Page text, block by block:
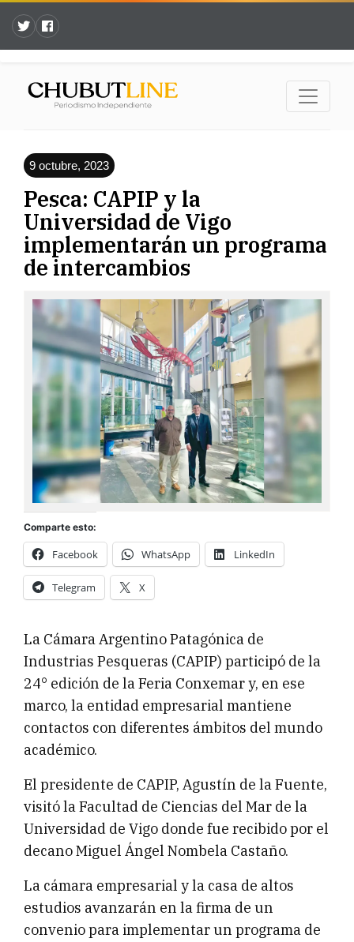
9 octubre, 2023
Pesca: CAPIP y la
Universidad de Vigo
implementarán un programa
de intercambios
Comparte esto:
Facebook WhatsApp LinkedIn
Telegram X
La Cámara Argentino Patagónica de
Industrias Pesqueras (CAPIP) participó de la
24° edición de la Feria Conxemar y, en ese
marco, la entidad empresarial mantiene
contactos con diferentes ámbitos del mundo
académico.
El presidente de CAPIP, Agustín de la Fuente,
visitó la Facultad de Ciencias del Mar de la
Universidad de Vigo donde fue recibido por el
decano Miguel Ángel Nombela Castaño.
La cámara empresarial y la casa de altos
estudios avanzarán en la firma de un
convenio para implementar un programa de